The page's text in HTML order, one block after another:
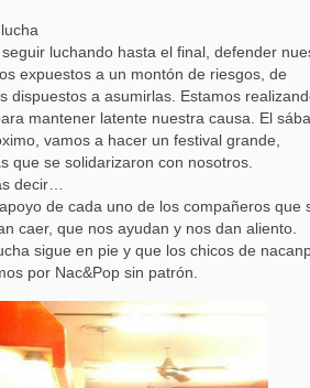
luchando hasta el final, defender
expuestos a un montón de riesgos, de
dispuestos a asumirlas. Estamos
mantener latente nuestra causa. El
vamos a hacer un festival grande,
que se solidarizaron con nosotros.
decir…
de cada uno de los compañeros que
caer, que nos ayudan y nos dan aliento.
sigue en pie y que los chicos de
por Nac&Pop sin patrón.